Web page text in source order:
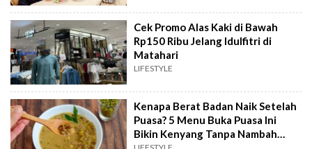
Cek Promo Alas Kaki di Bawah
Rp150 Ribu Jelang Idulfitri di
Matahari
LIFESTYLE
Kenapa Berat Badan Naik Setelah
Puasa? 5 Menu Buka Puasa Ini
Bikin Kenyang Tanpa Nambah